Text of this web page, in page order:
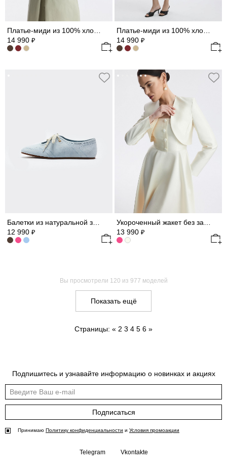
Платье-миди из 100% хлопка
14 990 ₽
Платье-миди из 100% хлопка
14 990 ₽
12 990 ₽
13 990 ₽
Вы просмотрели 120 из 977 моделей
Показать ещё
Страницы: « 2 3 4 5 6 »
Подпишитесь и узнавайте информацию о новинках и акциях
Подписаться
Принимаю Политику конфиденциальности и Условия промоакции
Telegram Vkontakte